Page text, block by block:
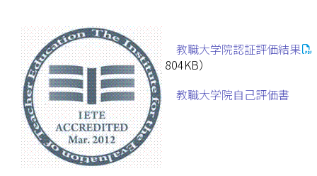
進路・就職
教育・学生生活
国際交流・留学
産官学連携
教職大学院認証評価結果
804KB）
教職大学院自己評価書